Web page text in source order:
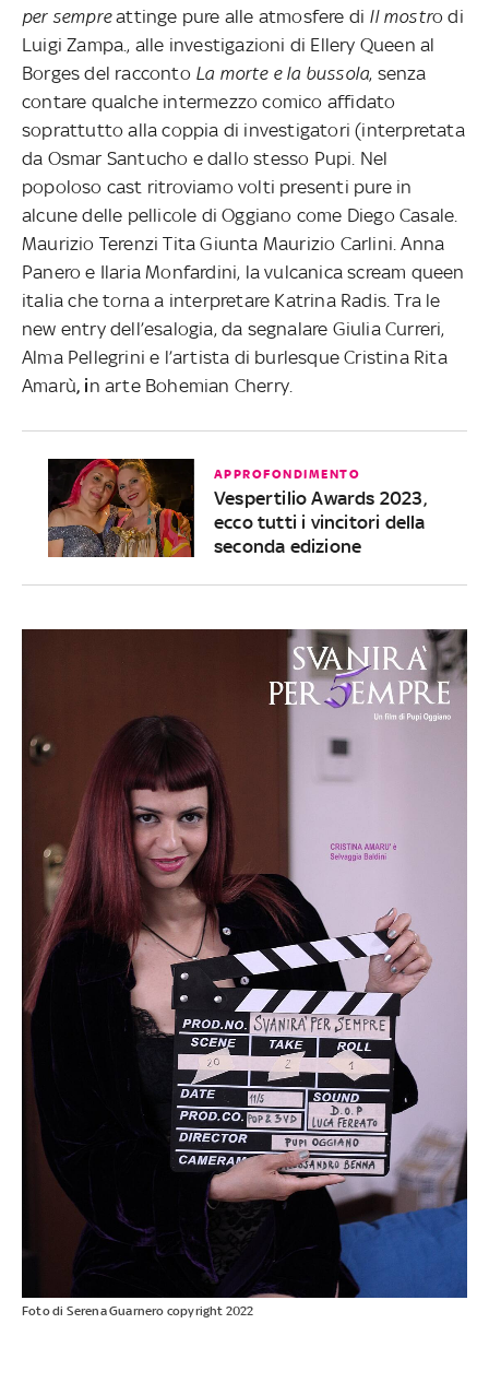
per sempreattinge pure alle atmosfere di Il mostro di
Luigi Zampa., alle investigazioni di Ellery Queen al
Borges del racconto La morte e la bussola, senza
contare qualche intermezzo comico affidato
soprattutto alla coppia di investigatori (interpretata
da Osmar Santucho e dallo stesso Pupi. Nel
popoloso cast ritroviamo volti presenti pure in
alcune delle pellicole di Oggiano come Diego Casale.
Maurizio Terenzi Tita Giunta Maurizio Carlini. Anna
Panero e Ilaria Monfardini, la vulcanica scream queen
italia che torna a interpretare Katrina Radis. Tra le
new entry dell’esalogia, da segnalare Giulia Curreri,
Alma Pellegrini e l’artista di burlesque Cristina Rita
Amarù, in arte Bohemian Cherry.
APPROFONDIMENTO
Vespertilio Awards 2023,
ecco tutti i vincitori della
seconda edizione
Foto di Serena Guarnero copyright 2022